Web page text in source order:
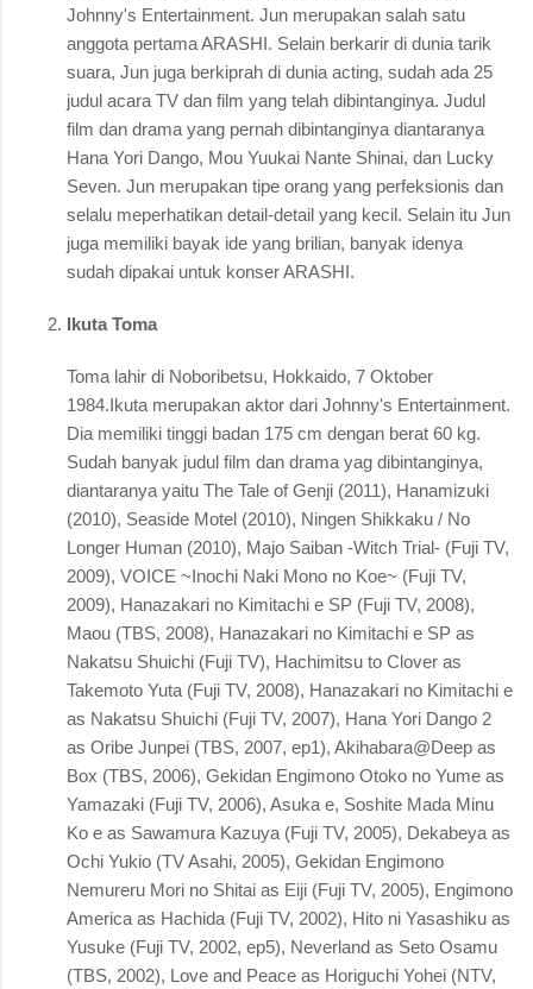
Johnny's Entertainment. Jun merupakan salah satu
anggota pertama ARASHI. Selain berkarir di dunia tarik
suara, Jun juga berkiprah di dunia acting, sudah ada 25
judul acara TV dan film yang telah dibintanginya. Judul
film dan drama yang pernah dibintanginya diantaranya
Hana Yori Dango, Mou Yuukai Nante Shinai, dan Lucky
Seven. Jun merupakan tipe orang yang perfeksionis dan
selalu meperhatikan detail-detail yang kecil. Selain itu Jun
juga memiliki bayak ide yang brilian, banyak idenya
sudah dipakai untuk konser ARASHI.
Ikuta Toma
Toma lahir di Noboribetsu, Hokkaido, 7 Oktober
1984.Ikuta merupakan aktor dari Johnny's Entertainment.
Dia memiliki tinggi badan 175 cm dengan berat 60 kg.
Sudah banyak judul film dan drama yag dibintanginya,
diantaranya yaitu The Tale of Genji (2011), Hanamizuki
(2010), Seaside Motel (2010), Ningen Shikkaku / No
Longer Human (2010), Majo Saiban -Witch Trial- (Fuji TV,
2009), VOICE ~Inochi Naki Mono no Koe~ (Fuji TV,
2009), Hanazakari no Kimitachi e SP (Fuji TV, 2008),
Maou (TBS, 2008), Hanazakari no Kimitachi e SP as
Nakatsu Shuichi (Fuji TV), Hachimitsu to Clover as
Takemoto Yuta (Fuji TV, 2008), Hanazakari no Kimitachi e
as Nakatsu Shuichi (Fuji TV, 2007), Hana Yori Dango 2
as Oribe Junpei (TBS, 2007, ep1), Akihabara@Deep as
Box (TBS, 2006), Gekidan Engimono Otoko no Yume as
Yamazaki (Fuji TV, 2006), Asuka e, Soshite Mada Minu
Ko e as Sawamura Kazuya (Fuji TV, 2005), Dekabeya as
Ochi Yukio (TV Asahi, 2005), Gekidan Engimono
Nemureru Mori no Shitai as Eiji (Fuji TV, 2005), Engimono
America as Hachida (Fuji TV, 2002), Hito ni Yasashiku as
Yusuke (Fuji TV, 2002, ep5), Neverland as Seto Osamu
(TBS, 2002), Love and Peace as Horiguchi Yohei (NTV,